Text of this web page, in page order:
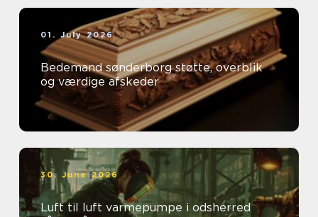
01. July 2026
Bedemand sønderborg støtte, overblik
og værdige afskeder
30. June 2026
Luft til luft varmepumpe i odsherred